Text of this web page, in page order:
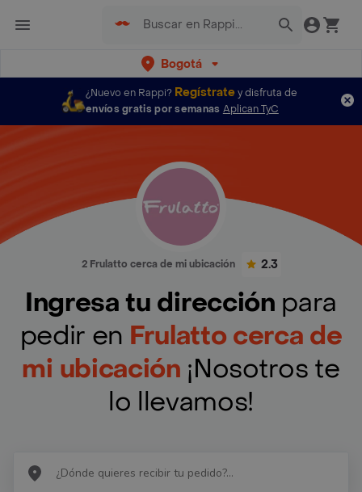
Bogotá
¿Nuevo en Rappi? Regístratey disfruta de
envíos gratis por semanas Aplican TyC
2 Frulatto cerca de mi ubicación 2.3
Ingresa tu dirección para
pedir en Frulatto cerca de
mi ubicación ¡Nosotros te
lo llevamos!